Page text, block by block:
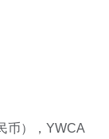
币），YWCA